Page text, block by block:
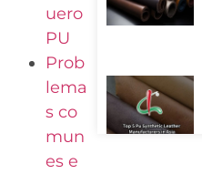
uero
PU
Prob
lema
s co
mun
es e